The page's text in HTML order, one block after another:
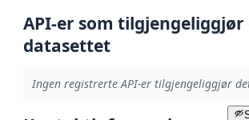
API-er som
datasettet
Ingen registrerte API-er tilgjengeliggjør